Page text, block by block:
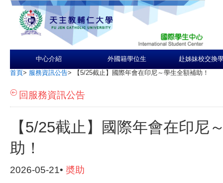
中心介紹 外國籍學位生 赴姊妹校交換
首頁> 服務資訊公告> 【5/25截止】國際年會在印尼～學生全額補助！
回服務資訊公告
【5/25截止】國際年會在印尼
助！
2026-05-21• 奬助